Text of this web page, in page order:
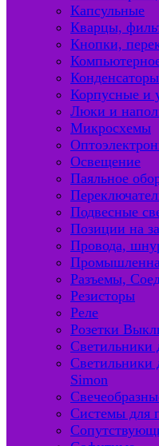
Капсульные
Кварцы,
Кнопки,
Конденсаторы
Корпусные и
Люки и
Микросхемы
Освещение
Паяльное
Подвесные
Позиции на
Провода,
Разъемы,
Резисторы
Реле
Розетки
Светильники
Светильники
Simon
Системы для